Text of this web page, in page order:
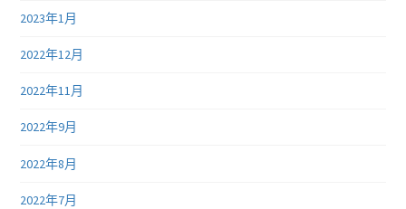
2023年1月
2022年12月
2022年11月
2022年9月
2022年8月
2022年7月